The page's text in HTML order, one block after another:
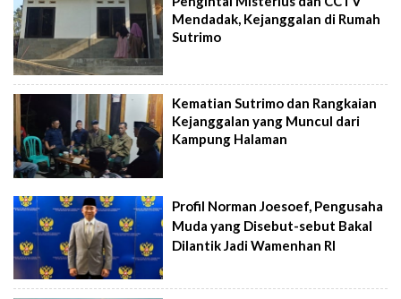
Mendadak, Kejanggalan di Rumah
Sutrimo
Kematian Sutrimo dan Rangkaian
Kejanggalan yang Muncul dari
Kampung Halaman
Profil Norman Joesoef, Pengusaha
Muda yang Disebut-sebut Bakal
Dilantik Jadi Wamenhan RI